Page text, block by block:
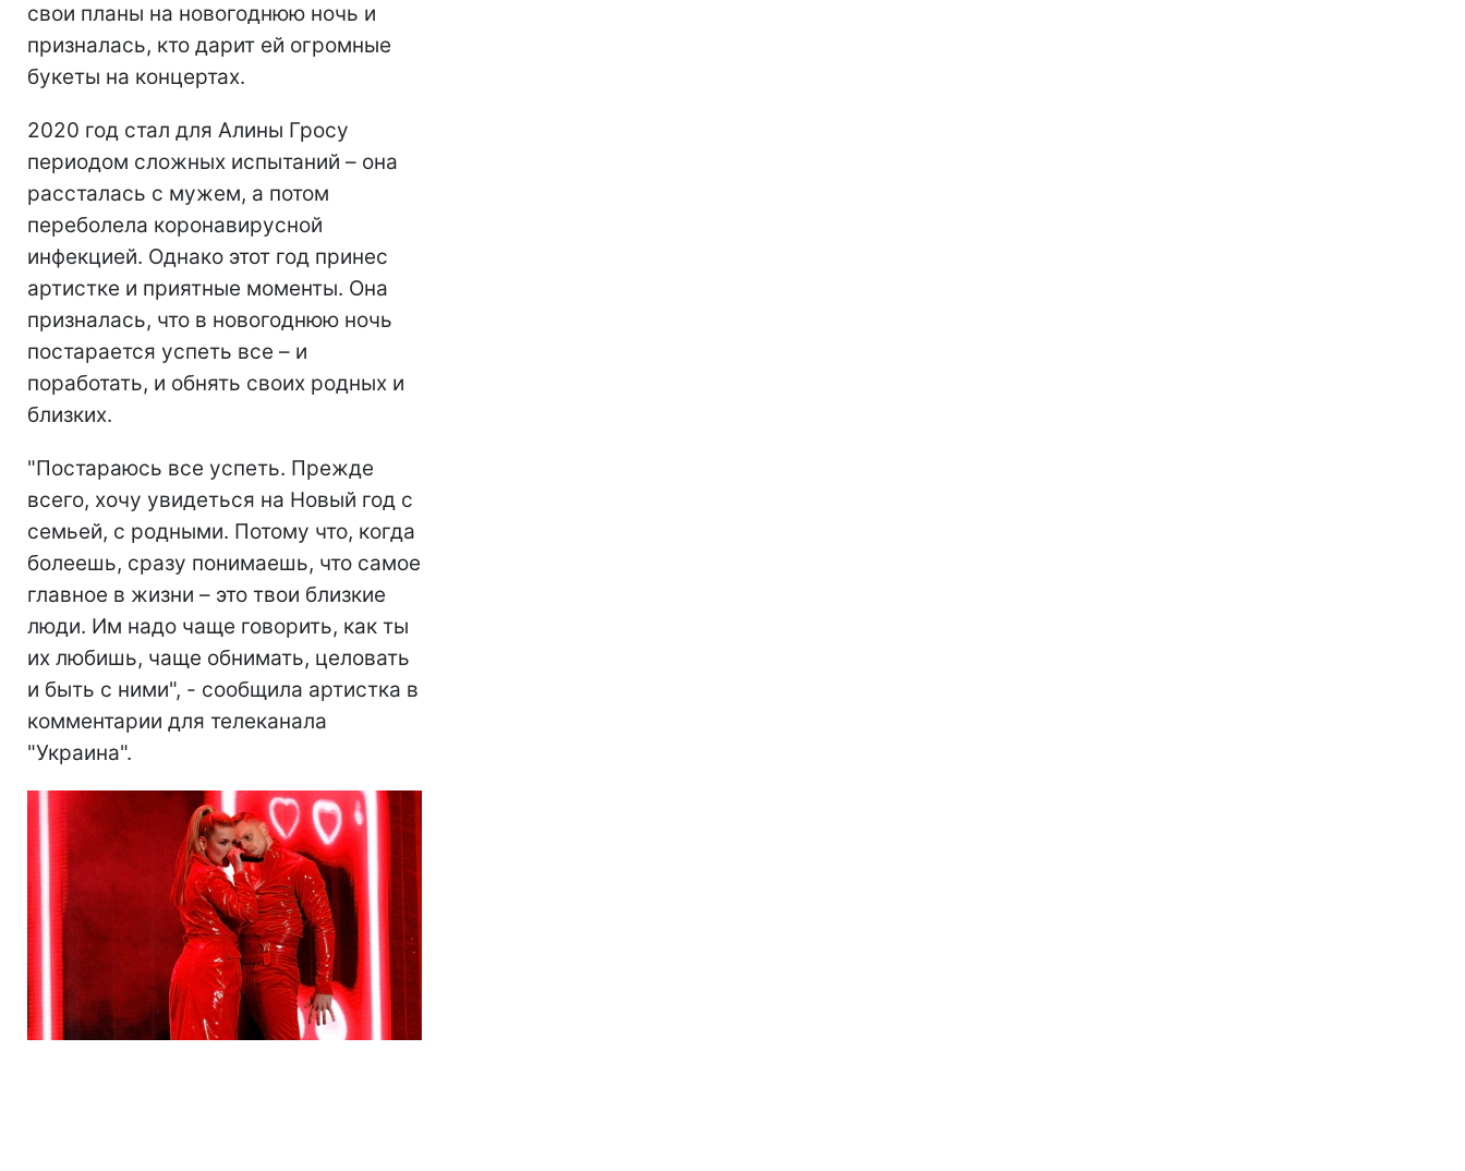
свои планы на новогоднюю ночь и
призналась, кто дарит ей огромные
букеты на концертах.
2020 год стал для Алины Гросу
периодом сложных испытаний – она
рассталась с мужем, а потом
переболела коронавирусной
инфекцией. Однако этот год принес
артистке и приятные моменты. Она
призналась, что в новогоднюю ночь
постарается успеть все – и
поработать, и обнять своих родных и
близких.
"Постараюсь все успеть. Прежде
всего, хочу увидеться на Новый год с
семьей, с родными. Потому что, когда
болеешь, сразу понимаешь, что самое
главное в жизни – это твои близкие
люди. Им надо чаще говорить, как ты
их любишь, чаще обнимать, целовать
и быть с ними", - сообщила артистка в
комментарии для телеканала
"Украина".